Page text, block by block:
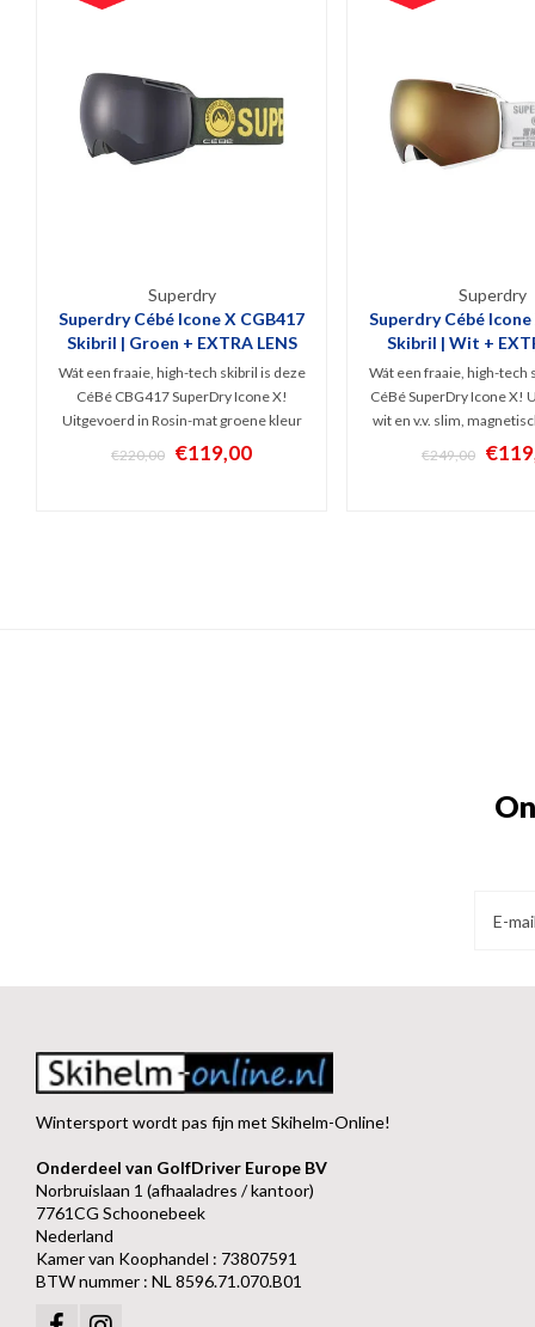
Superdry
Superdry Cébé Icone X CGB417
Skibril | Groen + EXTRA LENS
Wát een fraaie, high-tech skibril is deze
CéBé CBG417 SuperDry Icone X!
Uitgevoerd in Rosin-mat groene kleur
en v.v. slim, magnetisch lenswissel
systeem. Hoog comfort, Anti-Fog
€220,00 €119,00
Superdry
Superdry Cébé Icone
Skibril | Wit +
Wát een fraaie, high-tech
CéBé SuperDry Icone X!
wit en v.v. slim,
systeem. Hoog
gecoat, anti-kras laag.
€249,00
Wintersport wordt pas fijn met Skihelm-Online!
Onderdeel van GolfDriver Europe BV
Norbruislaan 1 (afhaaladres / kantoor)
7761CG Schoonebeek
Nederland
Kamer van Koophandel : 73807591
BTW nummer : NL 8596.71.070.B01